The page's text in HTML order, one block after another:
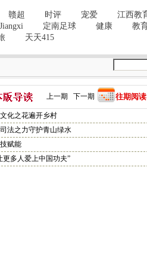
上一期 下一期 往期阅读
化之花遍开乡村
法之力守护青山绿水
赋能
更多人爱上中国功夫”